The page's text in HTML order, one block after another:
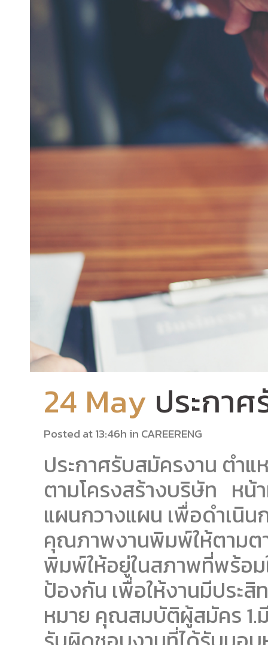
24 May ประกา
Posted at 13:46h in CAREERENG
ประกาศรับสมัครงาน ตำ
ตามโครงสร้างบริษัท หน้
แผนกวางแผน เพื่อดำเนิ
คุณภาพงานพิมพ์ให้ตามต
พิมพ์ให้อยู่ในสภาพที่พร้อม
ป้องกัน เพื่อให้งานมีปร
หมาย คุณสมบัติผู้สมัคร 1.